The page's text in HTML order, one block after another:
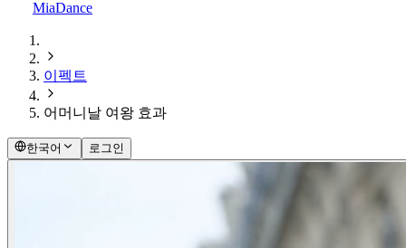
MiaDance
이펙트
어머니날 여왕 효과
한국어 로그인